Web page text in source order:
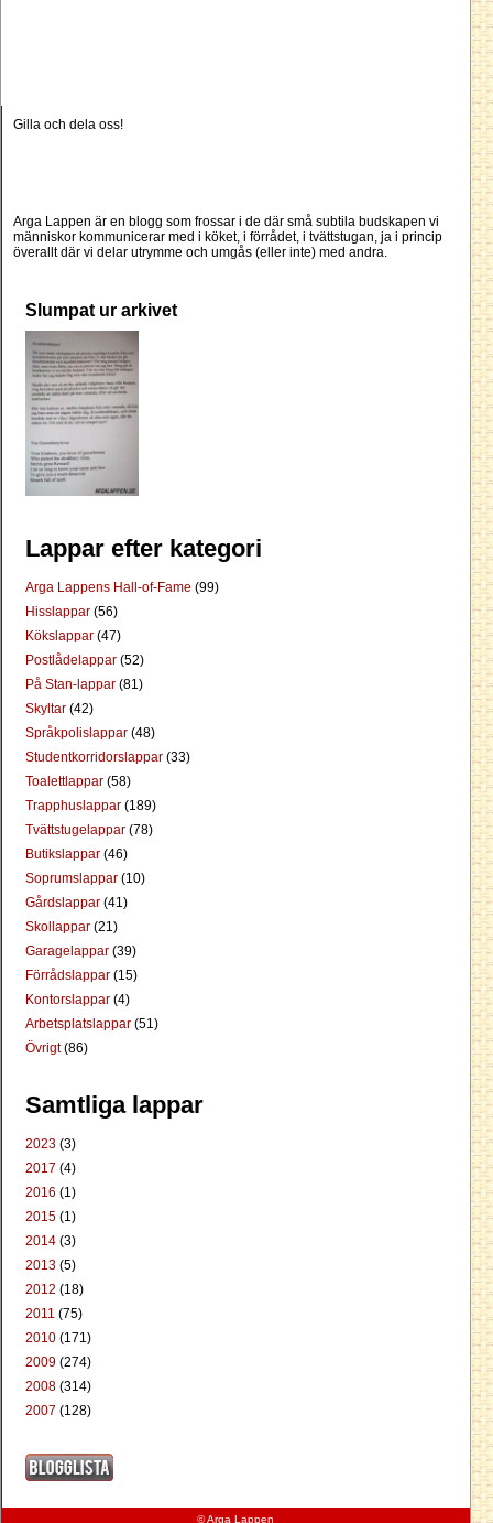
Gilla och dela oss!
Arga Lappen är en blogg som frossar i de där små subtila budskapen vi
människor kommunicerar med i köket, i förrådet, i tvättstugan, ja i princip
överallt där vi delar utrymme och umgås (eller inte) med andra.
Slumpat ur arkivet
Lappar efter kategori
Arga Lappens Hall-of-Fame (99)
Hisslappar (56)
Kökslappar (47)
Postlådelappar (52)
På Stan-lappar (81)
Skyltar (42)
Språkpolislappar (48)
Studentkorridorslappar (33)
Toalettlappar (58)
Trapphuslappar (189)
Tvättstugelappar (78)
Butikslappar (46)
Soprumslappar (10)
Gårdslappar (41)
Skollappar (21)
Garagelappar (39)
Förrådslappar (15)
Kontorslappar (4)
Arbetsplatslappar (51)
Övrigt(86)
Samtliga lappar
2023 (3)
2017 (4)
2016 (1)
2015 (1)
2014 (3)
2013 (5)
2012 (18)
2011 (75)
2010 (171)
2009 (274)
2008 (314)
2007 (128)
© Arga Lappen